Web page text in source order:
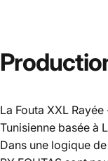
La Fouta XXL
Tunisienne basée à
Dans une logique de